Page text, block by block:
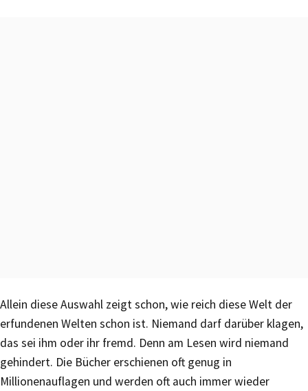
Allein diese Auswahl zeigt schon, wie reich diese Welt der
erfundenen Welten schon ist. Niemand darf darüber klagen,
das sei ihm oder ihr fremd. Denn am Lesen wird niemand
gehindert. Die Bücher erschienen oft genug in
Millionenauflagen und werden oft auch immer wieder